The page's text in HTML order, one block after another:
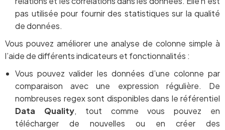
pas utilisée pour fournir des statistiques sur la qualité
de données.
Vous pouvez améliorer une analyse de colonne simple à
l’aide de différents indicateurs et fonctionnalités :
Vous pouvez valider les données d’une colonne par
comparaison avec une expression régulière. De
nombreuses regex sont disponibles dans le référentiel
Data Quality, tout comme vous pouvez en
télécharger de nouvelles ou en créer des